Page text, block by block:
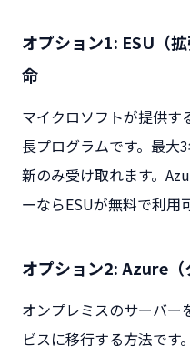
オプション1: ESU（
命
マイクロソフトが提供す
長プログラムです。最大
新のみ受け取れます。
ーならESUが無料で利用
オプション2: Azure
オンプレミスのサーバー
ビスに移行する方法です